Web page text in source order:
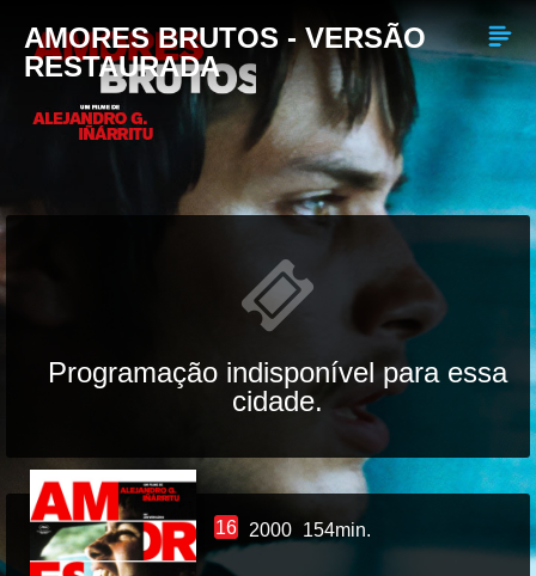
AMORES BRUTOS - VERSÃO
RESTAURADA
Programação indisponível para essa
cidade.
16 2000 154min.